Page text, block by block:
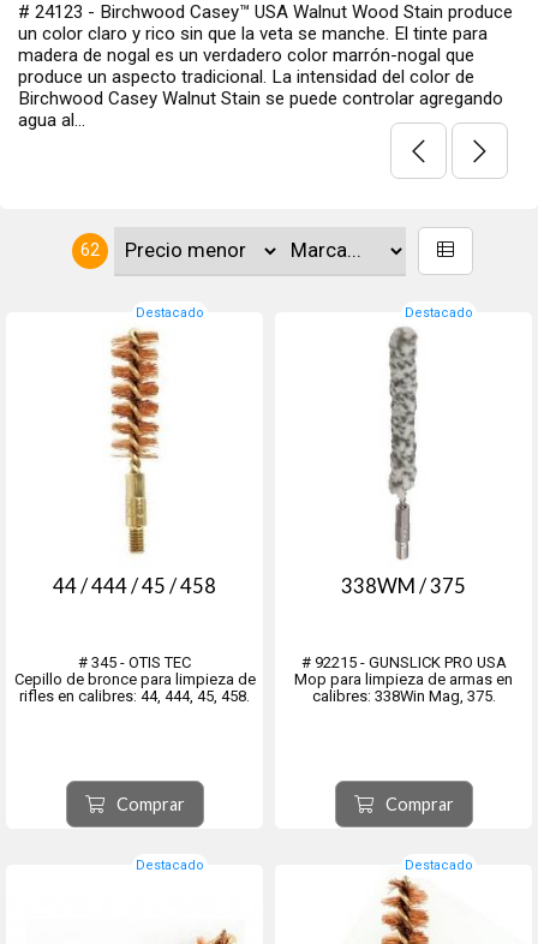
# RS22R - Hoppes products USA Varilla de limpieza fabricadas
con acero inoxidable de alta calidad en una sola pieza. Mide 36"
y la longitud total es de aproximadamente 40,25" Acero
inoxidable, Diseño de una pieza, Mango giratorio ergonómico
con rodamiento de bolas. Incluye protector de boca en la...
62
Destacado
44 / 444 / 45 / 458
# 345 - OTIS TEC
Cepillo de bronce para limpieza de
rifles en calibres: 44, 444, 45, 458.
Comprar
Destacado
338WM / 375
# 92215 - GUNSLICK PRO USA
Mop para limpieza de armas en
calibres: 338Win Mag, 375.
Comprar
Destacado Destacado